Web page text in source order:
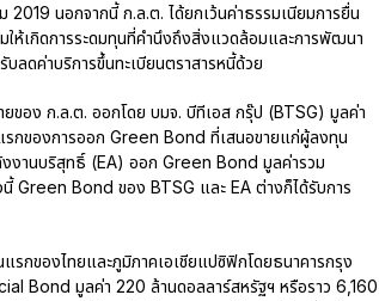
นอกจากนี้ ก.ล.ต. ได้ยกเว้นค่าธรรมเนียมการยื่น
ห้เกิดการระดมทุนที่คำนึงถึงสิ่งแวดล้อมและการพัฒนา
ลดค่าบริการขึ้นทะเบียนตราสารหนี้ด้วย
อง ก.ล.ต. ออกโดย บมจ. บีทีเอส กรุ๊ป (BTSG) มูลค่า
กของการออก Green Bond ที่เสนอขายแก่ผู้ลงทุน
งงานบริสุทธิ์ (EA) ออก Green Bond มูลค่ารวม
Green Bond ของ BTSG และ EA ต่างก็ได้รับการ
กของไทยและภูมิภาคเอเชียแปซิฟิกโดยธนาคารกรุง
Bond มูลค่า 220 ล้านดอลลาร์สหรัฐฯ หรือราว 6,160